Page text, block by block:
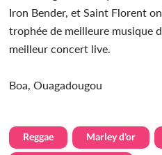
Iron Bender, et Saint Florent
trophée de meilleure musique
meilleur concert live.
Boa, Ouagadougou
Reggae Marley d'or